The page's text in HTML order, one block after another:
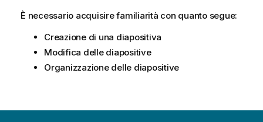
È necessario acquisire familiarità con quanto segue:
Creazione di una diapositiva
Modifica delle diapositive
Organizzazione delle diapositive